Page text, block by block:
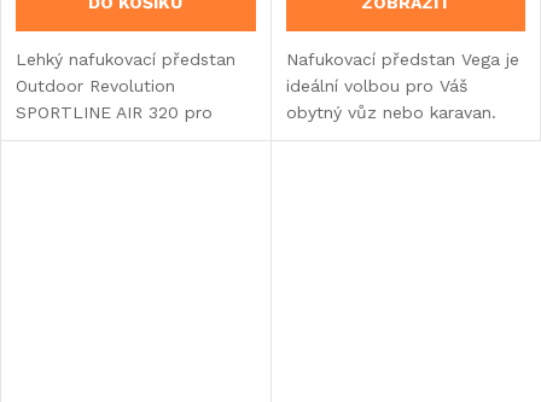
Lehký nafukovací předstan
Outdoor Revolution
SPORTLINE AIR 320 pro
karavany a obytné vozy pro
Nafukovací předstan Vega je
ideální volbou pro Váš
obytný vůz nebo karavan.